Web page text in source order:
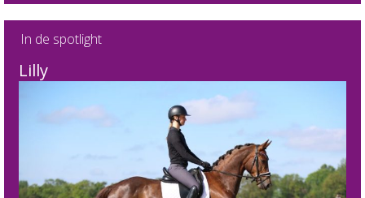
In de spotlight
Lilly